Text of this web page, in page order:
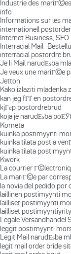
Industrie des
info
Informations sur les
internationell
Internet Business, SEO
Interracial Mail -
interracial postordre
Je li Mail narudЕѕba
Je veux une mariГ©e
Jetton
Kako izlaziti mladenka
kan jeg fГҐ en
kjГёp postordrebrud
koja je narudЕѕba
Kometa
kuinka postimyynti
kuinka tilata postia
kuinka tilata
Kwork
La courrier
La mariГ©e par
la novia del pedido por
laillinen postimyynti
lailliset postimyynti
lailliset
Legale Versandhandel
leggit postimyynti
Legit Mail narudЕѕba
legit mail order bride